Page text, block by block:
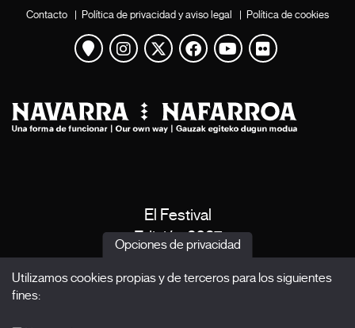
Contacto | Política de privacidad y aviso legal | Política de cookies
Ver mapa
Instagram
Twitter
Facebook
Youtube
Flickr
El Festival
Edición 2027
Acreditaciones
Opciones de privacidad
Utilizamos cookies propias y de terceros para los siguientes
fines: